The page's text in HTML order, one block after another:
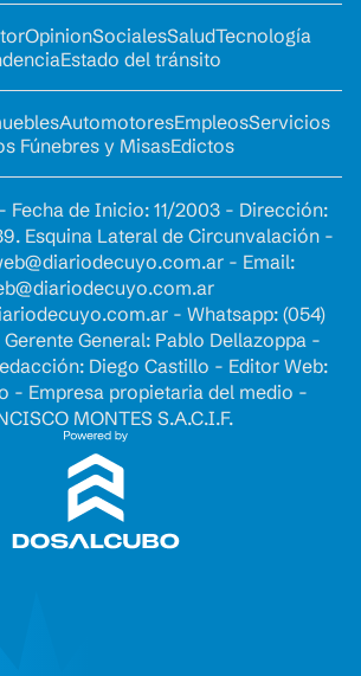
OpinionSocialesSaludTecnología
Estado del tránsito
AutomotoresEmpleosServicios
Fúnebres y MisasEdictos
Fecha de Inicio: 11/2003 - Dirección:
Esquina Lateral de Circunvalación -
- Email:
- Whatsapp: (054)
General: Pablo Dellazoppa -
Diego Castillo - Editor Web:
- Empresa propietaria del medio -
MONTES S.A.C.I.F.